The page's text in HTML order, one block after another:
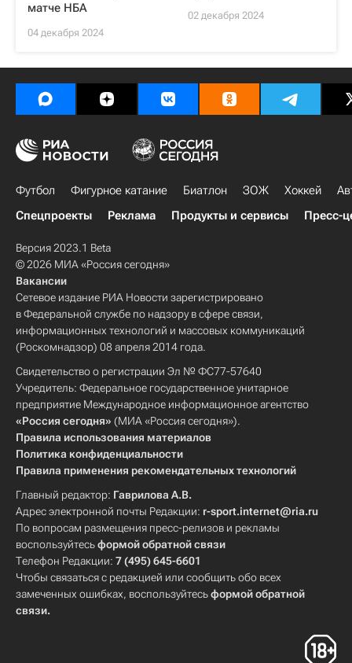
матче НБА
04 декабря 2024
02 декабря 2024
Футбол Фигурное катание Биатлон ЗОЖ Хоккей
Спецпроекты
Реклама Продукты и сервисы Пресс-
Версия 2023.1 Beta
© 2026 МИА «Россия сегодня»
Вакансии
Сетевое издание РИА Новости зарегистрировано
в Федеральной службе по надзору в сфере связи,
информационных технологий и массовых коммуникаций
(Роскомнадзор) 08 апреля 2014 года.
Свидетельство о регистрации Эл № ФС77-57640
Учредитель: Федеральное государственное унитарное
предприятие Международное информационное агентство
«Россия сегодня» (МИА «Россия сегодня»).
Правила использования материалов
Политика конфиденциальности
Правила применения рекомендательных технологий
Главный редактор: Гаврилова А.В.
Адрес электронной почты Редакции: r-sport.internet@ria.ru
По вопросам размещения пресс-релизов и рекламы
воспользуйтесьформой обратной связи
Телефон Редакции: 7 (495) 645-6601
Чтобы связаться с редакцией или сообщить обо всех
замеченных ошибках, воспользуйтесьформой обратной
связи.